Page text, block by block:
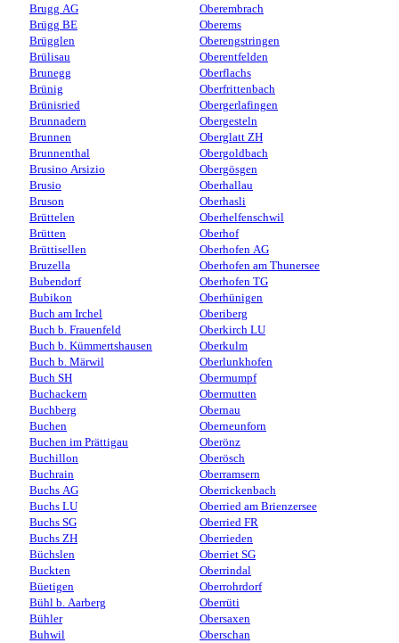
Brugg AG
Brügg BE
Brügglen
Brülisau
Brunegg
Brünig
Brünisried
Brunnadern
Brunnen
Brunnenthal
Brusino Arsizio
Brusio
Bruson
Brüttelen
Brütten
Brüttisellen
Bruzella
Bubendorf
Bubikon
Buch am Irchel
Buch b. Frauenfeld
Buch b. Kümmertshausen
Buch b. Märwil
Buch SH
Buchackern
Buchberg
Buchen
Buchen im Prättigau
Buchillon
Buchrain
Buchs AG
Buchs LU
Buchs SG
Buchs ZH
Büchslen
Buckten
Büetigen
Bühl b. Aarberg
Bühler
Buhwil
Oberembrach
Oberems
Oberengstringen
Oberentfelden
Oberflachs
Oberfrittenbach
Obergerlafingen
Obergesteln
Oberglatt ZH
Obergoldbach
Obergösgen
Oberhallau
Oberhasli
Oberhelfenschwil
Oberhof
Oberhofen AG
Oberhofen am Thunersee
Oberhofen TG
Oberhünigen
Oberiberg
Oberkirch LU
Oberkulm
Oberlunkhofen
Obermumpf
Obermutten
Obernau
Oberneunforn
Oberönz
Oberösch
Oberramsern
Oberrickenbach
Oberried am Brienzersee
Oberried FR
Oberrieden
Oberriet SG
Oberrindal
Oberrohrdorf
Oberrüti
Obersaxen
Oberschan